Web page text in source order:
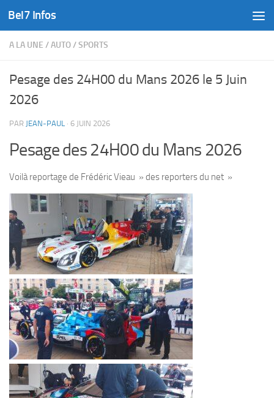
Skip to content
Bel7 Infos
A LA UNE /AUTO/SPORTS
Pesage des 24H00 du Mans 2026 le 5 Juin
2026
PAR JEAN-PAUL · 6 JUIN 2026
Pesage des 24H00 du Mans 2026
Voilà reportage de Frédéric Vieau » des reporters du net »